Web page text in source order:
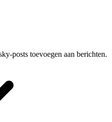
posts toevoegen aan berichten.